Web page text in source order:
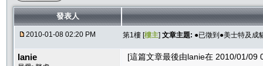
發表人
2010-01-08 02:20 PM 第1樓 [樓主] 文章主題: ●已徵到●美士特及成
lanie [這篇文章最後由lanie在 2010/01/09